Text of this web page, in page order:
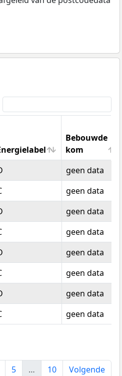
Bebouwde
kom
Bebouwde
kom
geen data
geen data
geen data
geen data
geen data
geen data
geen data
geen data
5 … 10 Volgende